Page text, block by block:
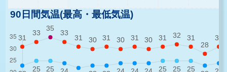
90日間気温(最高・最低気温)